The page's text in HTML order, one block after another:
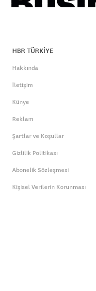
HBR TÜRKİYE
Hakkında
İletişim
Künye
Reklam
Şartlar ve Koşullar
Gizlilik Politikası
Abonelik Sözleşmesi
Kişisel Verilerin Korunması